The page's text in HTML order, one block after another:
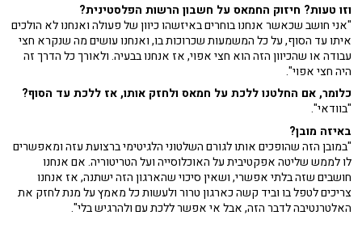
וזו טעות? חיזוק החמאס על חשבון הרשות הפלסטינית?
"אני חושב שכאשר אנחנו בוחרים באיזשהו כיוון של פעולה ואנחנו לא הולכים
איתו עד הסוף, על כל המשמעות שכרוכות בו, ואנחנו עושים מה שנקרא חצי
עבודה או שהכיוון הזה הוא חצי אפוי, אז אנחנו בבעיה. ולאורך כל הדרך זה
היה חצי אפוי".
כלומר, אם החלטנו ללכת על חמאס ולחזק אותו, אז ללכת עד הסוף?
"בוודאי".
באיזה מובן?
"במובן הזה שהופכים אותו לגורם השלטוני הלגיטימי ברצועת עזה ומאפשרים
לו לממש שליטה אפקטיבית על האוכלוסייה ועל הטריטוריה. אם אנחנו
חושבים שזה בלתי אפשרי, ושאין סיכוי שהארגון הזה ישתנה, אז אנחנו
צריכים לטפל בו וביד קשה כארגון טרור ולעשות כל מאמץ על מנת לחזק את
האלטרנטיבה לדבר הזה, אבל אי אפשר ללכת עם ולהרגיש בלי".